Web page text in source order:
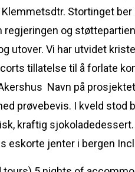
Klemmetsdtr. Stortinget
og
utover. Vi har utvidet
tillatelse til å forlate
Navn på
prøvebevis. I kveld stod
kraftig